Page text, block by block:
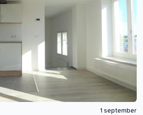
1 september